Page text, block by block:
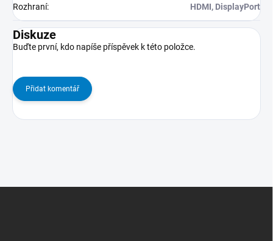
Rozhraní: HDMI, DisplayPort
Diskuze
Buďte první, kdo napíše příspěvek k této položce.
Přidat komentář